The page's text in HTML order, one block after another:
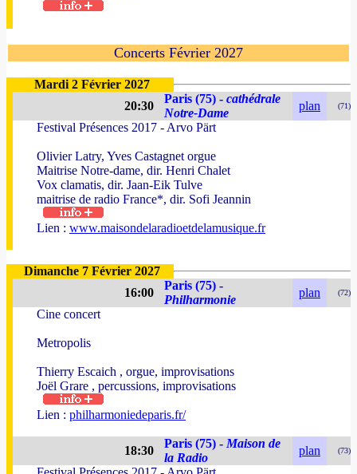
Concerts Février 2027
Mardi 2 Février 2027
20:30
Paris (75) - cathédrale
Notre-Dame
plan (71)
Festival Présences 2017 - Arvo Pärt
Olivier Latry, Yves Castagnet orgue
Maitrise Notre-dame, dir. Henri Chalet
Vox clamatis, dir. Jaan-Eik Tulve
maitrise de radio France*, dir. Sofi Jeannin
Lien : www.maisondelaradioetdelamusique.fr
Dimanche 7 Février 2027
16:00
Paris (75) -
Philharmonie
plan (72)
Cine concert
Metropolis
Thierry Escaich , orgue, improvisations
Joël Grare , percussions, improvisations
Lien : philharmoniedeparis.fr/
18:30
Paris (75) - Maison de
la Radio
plan (73)